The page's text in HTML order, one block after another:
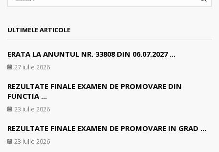
ULTIMELE ARTICOLE
ERATA LA ANUNTUL NR. 33808 DIN 06.07.2027 ...
27 iulie 2026
REZULTATE FINALE EXAMEN DE PROMOVARE DIN
FUNCTIA ...
23 iulie 2026
REZULTATE FINALE EXAMEN DE PROMOVARE IN GRAD ...
23 iulie 2026